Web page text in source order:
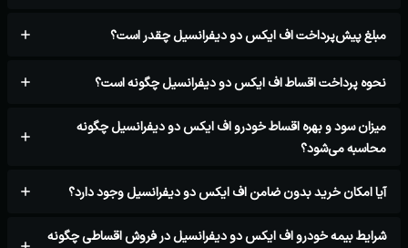
مبلغ پیش‌پرداخت اف ایکس دو دیفرانسیل چقدر است؟
نحوه پرداخت اقساط اف ایکس دو دیفرانسیل چگونه است؟
میزان سود و بهره اقساط خودرو اف ایکس دو دیفرانسیل چگونه
محاسبه می‌شود؟
آیا امکان خرید بدون ضامن اف ایکس دو دیفرانسیل وجود دارد؟
شرایط بیمه خودرو اف ایکس دو دیفرانسیل در فروش اقساطی چگونه